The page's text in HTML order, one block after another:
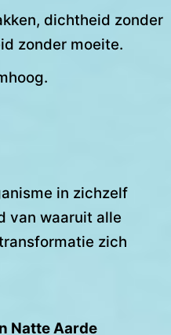
dichtheid zonder
zonder moeite.
in zichzelf
van waaruit alle
zich
Natte Aarde